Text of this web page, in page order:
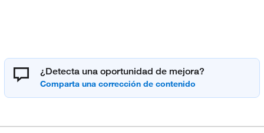
¿Detecta una oportunidad de mejora?